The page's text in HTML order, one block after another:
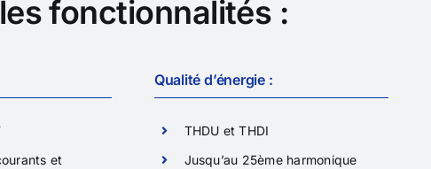
Logiciels
fonctionnalités :
et
Qualité d’énergie :
THDU et THDI
Jusqu’au 25ème harmonique